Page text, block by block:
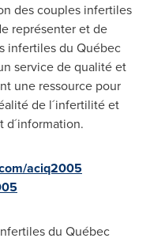
des couples infertiles
représenter et de
infertiles du Québec
service de qualité et
une ressource pour
de l´infertilité et
d´information.
aciq2005
du Québec